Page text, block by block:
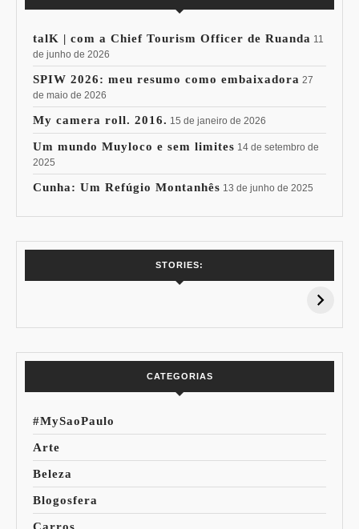
talK | com a Chief Tourism Officer de Ruanda 11
de junho de 2026
SPIW 2026: meu resumo como embaixadora 27
de maio de 2026
My camera roll. 2016. 15 de janeiro de 2026
Um mundo Muyloco e sem limites 14 de setembro de
2025
Cunha: Um Refúgio Montanhês 13 de junho de 2025
STORIES:
15% de
Pessoal: Os
CATEGORIAS
#MySaoPaulo
Arte
Beleza
Blogosfera